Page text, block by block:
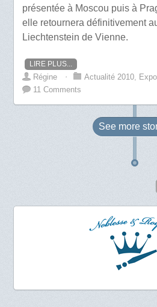
présentée à Moscou puis à
elle retournera définitivement
Liechtenstein de Vienne.
LIRE PLUS...
Régine ⋅ Actualité 2010,
11 Comments
See more